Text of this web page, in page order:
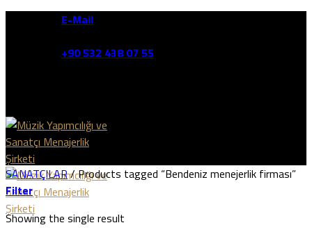
E-Mail
+90 532 438 07 55‬
SANATÇILAR/Products tagged “Bendeniz menejerlik firması”
Filter
Showing the single result